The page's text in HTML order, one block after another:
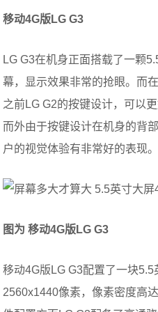
移动4G版LGG3
LG G3在机身正面搭载了一颗
幕，显示效果非常的抢眼。而
之前LG G2的按键设计，可以
而外由于按键设计在机身的背
户的视觉体验有非常好的表现。
图为 移动4G版LGG3
移动4G版LG G3配置了一块
2560x1440像素，像素密度高